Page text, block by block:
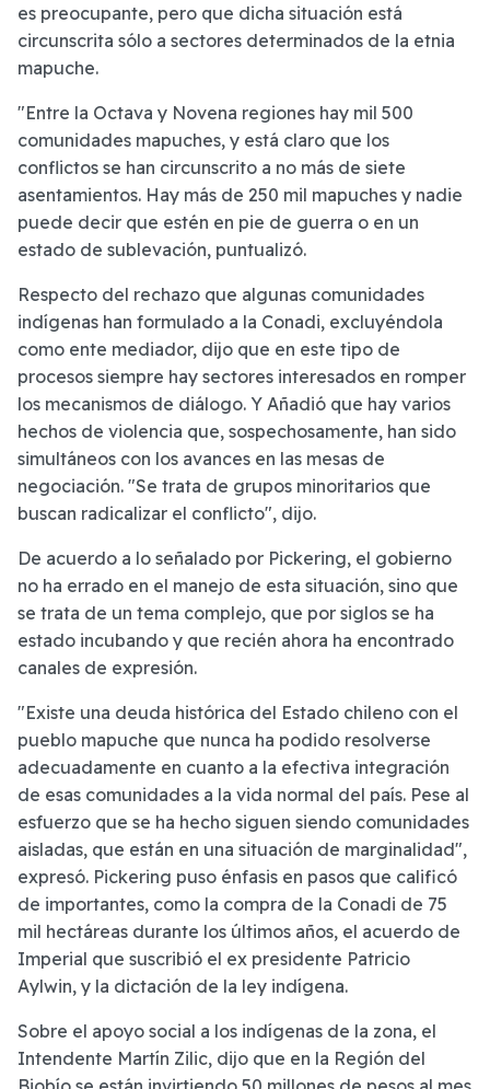
es preocupante, pero que dicha situación está
circunscrita sólo a sectores determinados de la etnia
mapuche.
"Entre la Octava y Novena regiones hay mil 500
comunidades mapuches, y está claro que los
conflictos se han circunscrito a no más de siete
asentamientos. Hay más de 250 mil mapuches y nadie
puede decir que estén en pie de guerra o en un
estado de sublevación, puntualizó.
Respecto del rechazo que algunas comunidades
indígenas han formulado a la Conadi, excluyéndola
como ente mediador, dijo que en este tipo de
procesos siempre hay sectores interesados en romper
los mecanismos de diálogo. Y Añadió que hay varios
hechos de violencia que, sospechosamente, han sido
simultáneos con los avances en las mesas de
negociación. "Se trata de grupos minoritarios que
buscan radicalizar el conflicto", dijo.
De acuerdo a lo señalado por Pickering, el gobierno
no ha errado en el manejo de esta situación, sino que
se trata de un tema complejo, que por siglos se ha
estado incubando y que recién ahora ha encontrado
canales de expresión.
"Existe una deuda histórica del Estado chileno con el
pueblo mapuche que nunca ha podido resolverse
adecuadamente en cuanto a la efectiva integración
de esas comunidades a la vida normal del país. Pese al
esfuerzo que se ha hecho siguen siendo comunidades
aisladas, que están en una situación de marginalidad",
expresó. Pickering puso énfasis en pasos que calificó
de importantes, como la compra de la Conadi de 75
mil hectáreas durante los últimos años, el acuerdo de
Imperial que suscribió el ex presidente Patricio
Aylwin, y la dictación de la ley indígena.
Sobre el apoyo social a los indígenas de la zona, el
Intendente Martín Zilic, dijo que en la Región del